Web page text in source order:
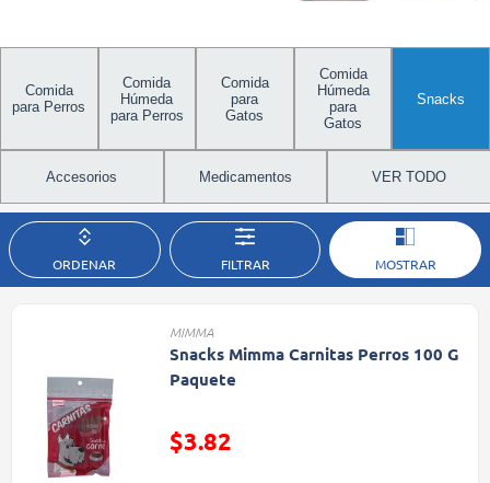
Comida
para Perros
Comida
Húmeda
para Perros
Comida
para
Gatos
Comida
Húmeda
para
Gatos
Snacks
Accesorios Medicamentos VER TODO
ORDENAR FILTRAR MOSTRAR
MIMMA
Snacks Mimma Carnitas Perros 100 G
Paquete
Precio reducido de
$3.82